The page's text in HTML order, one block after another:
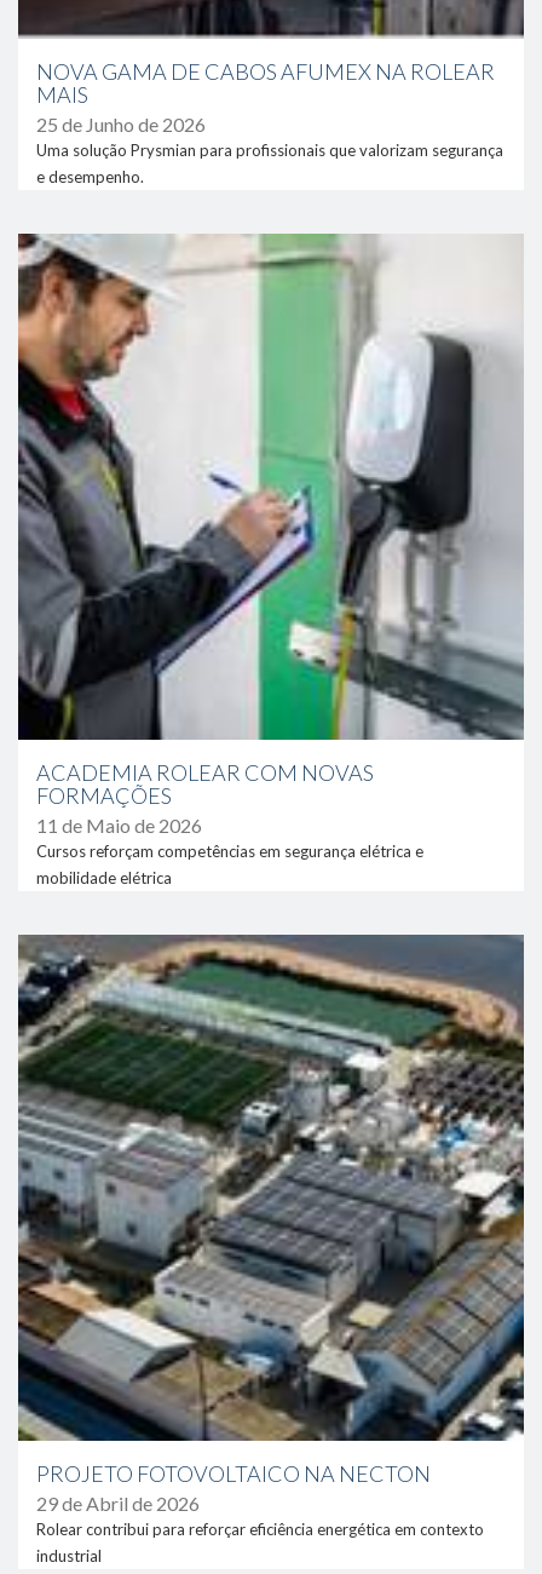
NOVA GAMA DE CABOS AFUMEX NA ROLEAR
MAIS
25 de Junho de 2026
Uma solução Prysmian para profissionais que valorizam segurança
e desempenho.
ACADEMIA ROLEAR COM NOVAS
FORMAÇÕES
11 de Maio de 2026
Cursos reforçam competências em segurança elétrica e
mobilidade elétrica
link
PROJETO FOTOVOLTAICO NA NECTON
29 de Abril de 2026
Rolear contribui para reforçar eficiência energética em contexto
industrial
link